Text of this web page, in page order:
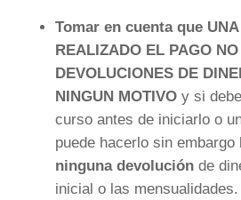
Tomar en cuenta que UNA
REALIZADO EL PAGO
DEVOLUCIONES DE
NINGUN MOTIVO y si
curso antes de iniciarlo o
puede hacerlo sin embargo
ninguna devolución de
inicial o las mensualidades.